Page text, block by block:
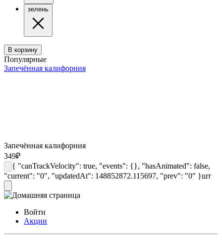
зелень
В корзину
Популярные
Запечённая калифорния
Запечённая калифорния
349₽
{ "canTrackVelocity": true, "events": {}, "hasAnimated": false,
"current": "0", "updatedAt": 148852872.115697, "prev": "0" }шт
Войти
Акции